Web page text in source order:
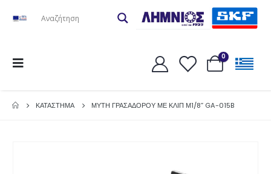
0
ΚΑΤΆΣΤΗΜΑ ΜΥΤΗ ΓΡΑΣΑΔΟΡΟΥ ΜΕ ΚΛΙΠ Μ1/8” GA-015B